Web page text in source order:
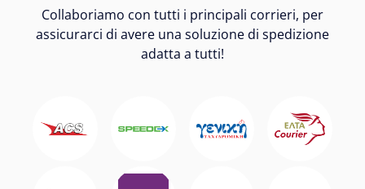
Collaboriamo con tutti i principali corrieri, per
assicurarci di avere una soluzione di spedizione
adatta a tutti!